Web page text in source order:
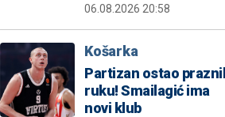
06.08.2026 20:58
Košarka
Partizan ostao
ruku! Smailagić ima
novi klub